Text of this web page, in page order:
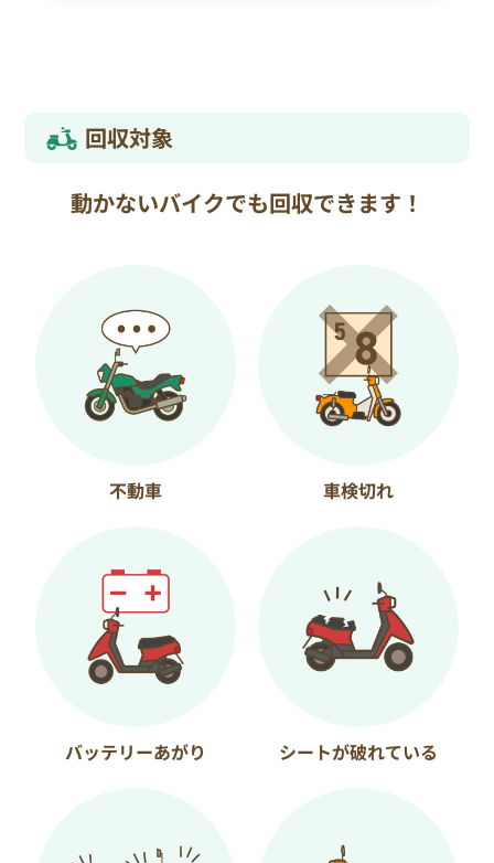
回収対象
動かないバイクでも回収できます！
不動車 車検切れ
バッテリーあがり シートが破れている